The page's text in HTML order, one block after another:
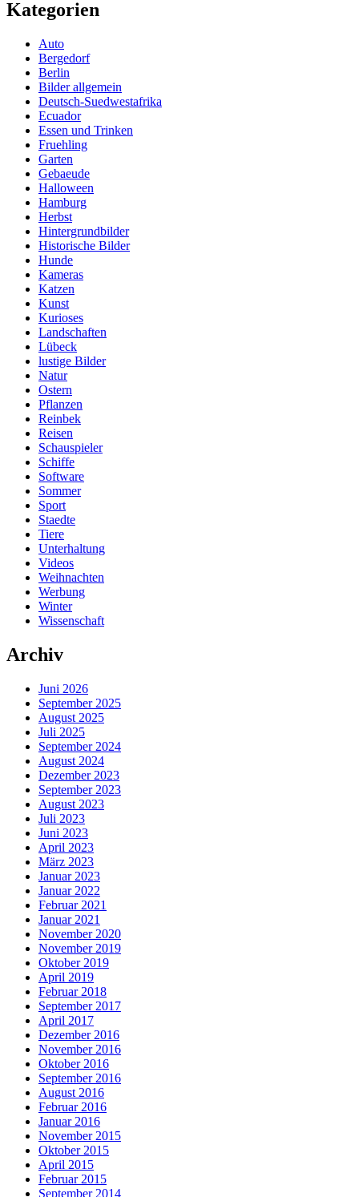
Kategorien
Auto
Bergedorf
Berlin
Bilder allgemein
Deutsch-Suedwestafrika
Ecuador
Essen und Trinken
Fruehling
Garten
Gebaeude
Halloween
Hamburg
Herbst
Hintergrundbilder
Historische Bilder
Hunde
Kameras
Katzen
Kunst
Kurioses
Landschaften
Lübeck
lustige Bilder
Natur
Ostern
Pflanzen
Reinbek
Reisen
Schauspieler
Schiffe
Software
Sommer
Sport
Staedte
Tiere
Unterhaltung
Videos
Weihnachten
Werbung
Winter
Wissenschaft
Archiv
Juni 2026
September 2025
August 2025
Juli 2025
September 2024
August 2024
Dezember 2023
September 2023
August 2023
Juli 2023
Juni 2023
April 2023
März 2023
Januar 2023
Januar 2022
Februar 2021
Januar 2021
November 2020
November 2019
Oktober 2019
April 2019
Februar 2018
September 2017
April 2017
Dezember 2016
November 2016
Oktober 2016
September 2016
August 2016
Februar 2016
Januar 2016
November 2015
Oktober 2015
April 2015
Februar 2015
September 2014